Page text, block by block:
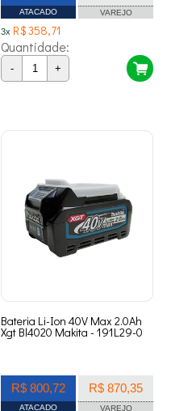
ATACADO VAREJO
3x R$ 358,71
Quantidade:
- +
Bateria Li-Ion 40V Max 2.0Ah
Xgt Bl4020 Makita - 191L29-0
R$ 800,72
ATACADO
R$ 870,35
VAREJO